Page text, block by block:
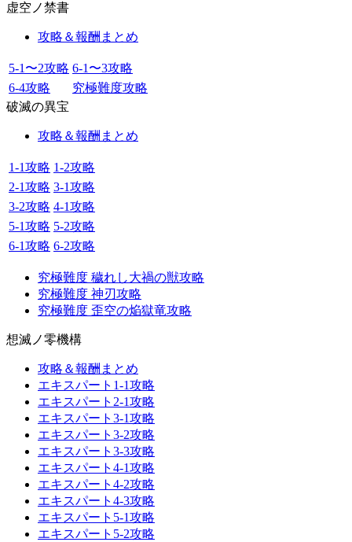
虚空ノ禁書
攻略＆報酬まとめ
5-1〜2攻略 6-1〜3攻略
6-4攻略
究極難度攻略
破滅の異宝
攻略＆報酬まとめ
1-1攻略 1-2攻略
2-1攻略 3-1攻略
3-2攻略 4-1攻略
5-1攻略 5-2攻略
6-1攻略 6-2攻略
究極難度 穢れし大禍の獣攻略
究極難度 神刃攻略
究極難度 歪空の焔獄竜攻略
想滅ノ零機構
攻略＆報酬まとめ
エキスパート1-1攻略
エキスパート2-1攻略
エキスパート3-1攻略
エキスパート3-2攻略
エキスパート3-3攻略
エキスパート4-1攻略
エキスパート4-2攻略
エキスパート4-3攻略
エキスパート5-1攻略
エキスパート5-2攻略